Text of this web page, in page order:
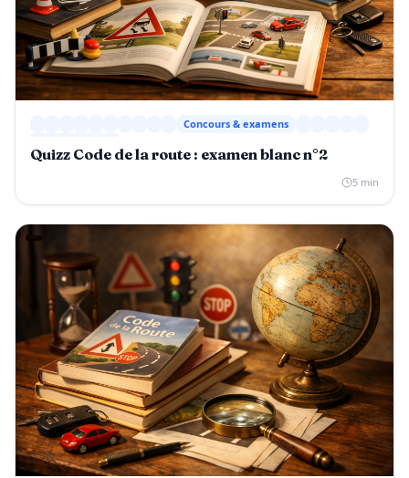
Concours & examens
Quizz Code de la route : examen blanc n°2
5 min